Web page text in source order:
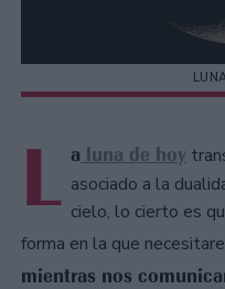
L a luna de hoy
asociado a la
cielo, lo cierto es
forma en la que
mientras nos